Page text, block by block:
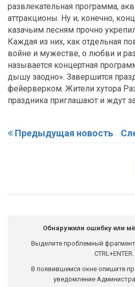
развлекательная программа,
аттракционы. Ну и, конечно,
казачьим песням прочно
Каждая из них, как отдельная
войне и мужестве, о любви и
называется концертная
дышу заодно». Завершится
фейерверком. Жители хутора
праздника приглашают и ждут
Предыдущая новость
Обнаружили ошибку или
Выделите проблемный
CTRL+ENTER.
В появившемся окне опишите
уведомление